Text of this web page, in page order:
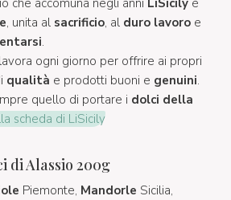
, unita al sacrificio, al duro lavoro e
.
ogni giorno per offrire ai propri
qualità e prodotti buoni e genuini.
quello di portare i dolci della
scheda di LiSicily
di Alassio 200g
Piemonte, Mandorle Sicilia,